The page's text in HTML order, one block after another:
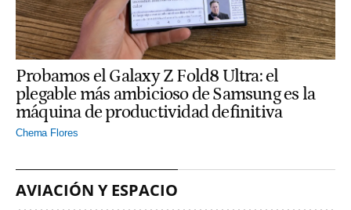
Probamos el Galaxy Z Fold8 Ultra: el
plegable más ambicioso de Samsung es la
máquina de productividad definitiva
Chema Flores
AVIACIÓN Y ESPACIO